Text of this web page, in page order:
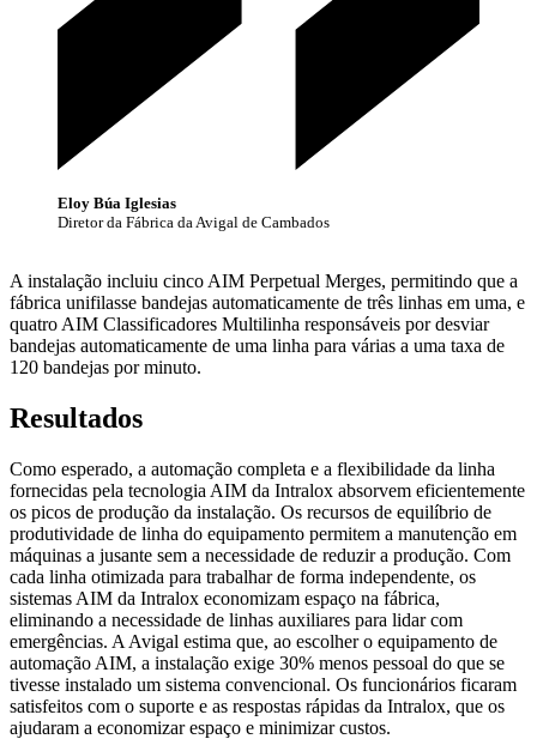
Eloy Búa Iglesias
Diretor da Fábrica da Avigal de Cambados
A instalação incluiu cinco AIM Perpetual Merges, permitindo que a
fábrica unifilasse bandejas automaticamente de três linhas em uma, e
quatro AIM Classificadores Multilinha responsáveis por desviar
bandejas automaticamente de uma linha para várias a uma taxa de
120 bandejas por minuto.
Resultados
Como esperado, a automação completa e a flexibilidade da linha
fornecidas pela tecnologia AIM da Intralox absorvem eficientemente
os picos de produção da instalação. Os recursos de equilíbrio de
produtividade de linha do equipamento permitem a manutenção em
máquinas a jusante sem a necessidade de reduzir a produção. Com
cada linha otimizada para trabalhar de forma independente, os
sistemas AIM da Intralox economizam espaço na fábrica,
eliminando a necessidade de linhas auxiliares para lidar com
emergências. A Avigal estima que, ao escolher o equipamento de
automação AIM, a instalação exige 30% menos pessoal do que se
tivesse instalado um sistema convencional. Os funcionários ficaram
satisfeitos com o suporte e as respostas rápidas da Intralox, que os
ajudaram a economizar espaço e minimizar custos.